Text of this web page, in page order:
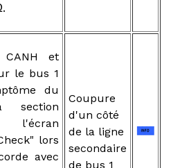
et
le bus 1
du
section
l'écran
lors
avec
Coupure
d'un côté
de la ligne
secondaire
de bus 1